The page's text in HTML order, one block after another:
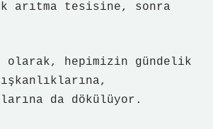
arıtma tesisine, sonra
olarak, hepimizin gündelik
da dökülüyor.